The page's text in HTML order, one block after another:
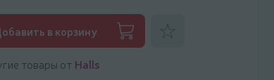
в корзину
товары от Halls